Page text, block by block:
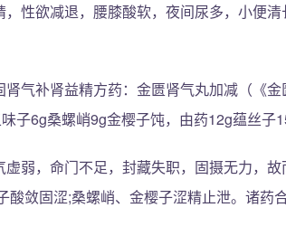
，性欲减退，腰膝酸软，夜间尿多，小便
肾气补肾益精方药：金匮肾气丸加减（《
子6g桑螺峭9g金樱子饨，由药12g蕴丝子
虚弱，命门不足，封藏失职，固摄无力，
酸敛固涩;桑螺峭、金樱子涩精止泄。诸药